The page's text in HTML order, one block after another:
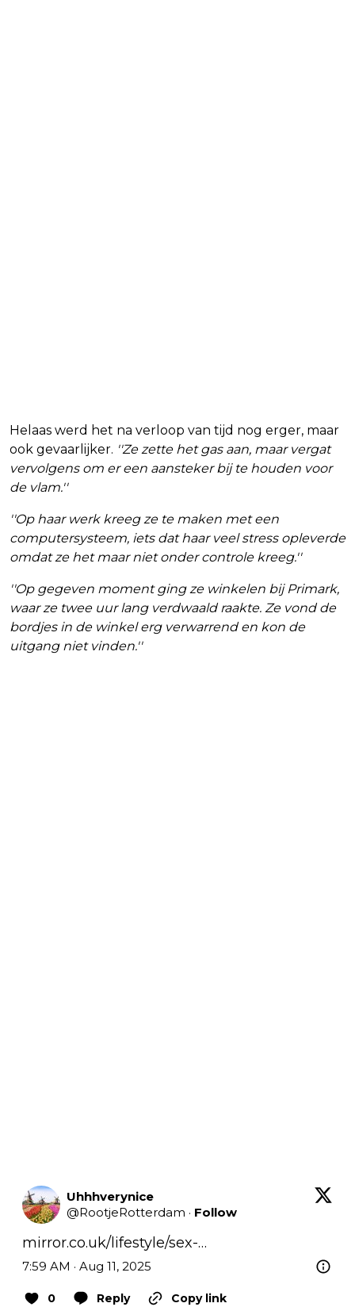
Helaas werd het na verloop van tijd nog erger, maar
ook gevaarlijker. ''Ze zette het gas aan, maar vergat
vervolgens om er een aansteker bij te houden voor
de vlam.''
''Op haar werk kreeg ze te maken met een
computersysteem, iets dat haar veel stress opleverde
omdat ze het maar niet onder controle kreeg.''
''Op gegeven moment ging ze winkelen bij Primark,
waar ze twee uur lang verdwaald raakte. Ze vond de
bordjes in de winkel erg verwarrend en kon de
uitgang niet vinden.''
Uhhhverynice
@RootjeRotterdam · Follow
mirror.co.uk/lifestyle/sex-…
7:59 AM · Aug 11, 2025
0 Reply
Copy link